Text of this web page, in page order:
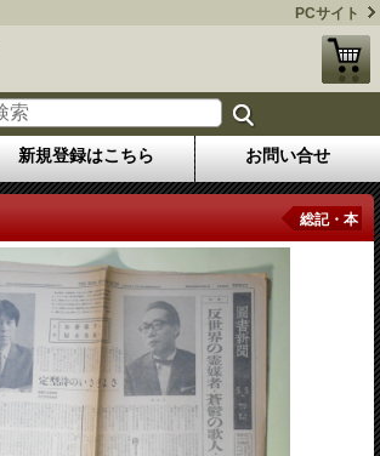
PCサイト
新規登録はこちら お問い合せ
総記・本